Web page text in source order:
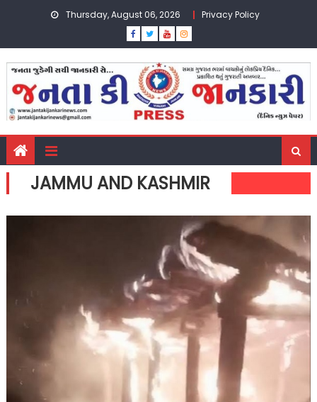
Thursday, August 06, 2026 Privacy Policy
JAMMU AND KASHMIR